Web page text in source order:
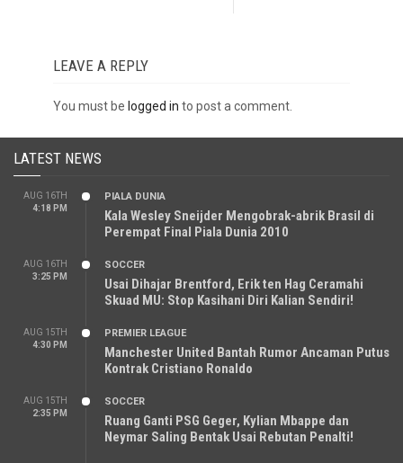
LEAVE A REPLY
You must be logged in to post a comment.
LATEST NEWS
AUG 16TH
4:18 PM
PIALA DUNIA
Kala Wesley Sneijder Mengobrak-abrik Brasil di
Perempat Final Piala Dunia 2010
AUG 16TH
3:25 PM
SOCCER
Usai Dihajar Brentford, Erik ten Hag Ceramahi
Skuad MU: Stop Kasihani Diri Kalian Sendiri!
AUG 15TH
4:30 PM
PREMIER LEAGUE
Manchester United Bantah Rumor Ancaman Putus
Kontrak Cristiano Ronaldo
AUG 15TH
2:35 PM
SOCCER
Ruang Ganti PSG Geger, Kylian Mbappe dan
Neymar Saling Bentak Usai Rebutan Penalti!